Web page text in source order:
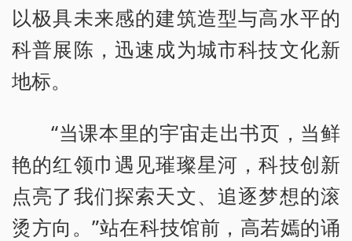
以极具未来感的建筑造型与高水平的
科普展陈，迅速成为城市科技文化新
地标。
“当课本里的宇宙走出书页，当鲜
艳的红领巾遇见璀璨星河，科技创新
点亮了我们探索天文、追逐梦想的滚
烫方向。”站在科技馆前，高若嫣的诵